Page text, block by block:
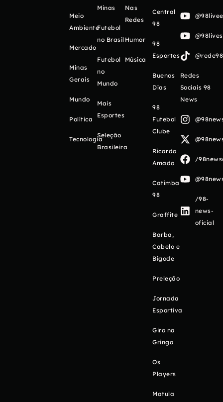
Meio
Ambiente
Mercado
Minas
Gerais
Mundo
Política
Tecnologia
Minas
Futebol
no Brasil
Futebol
no
Mundo
Mais
Esportes
Seleção
Brasileira
Nas
Redes
Humor
Música
Central
98
98
Esportes
Buenos
Días
98
Futebol
Clube
Ricardo
Amado
Catimba
98
Graffite
Barba,
Cabelo e
Bigode
Preleção
Jornada
Esportiva
Giro na
Gringa
Os
Players
Matula
Redes
Sociais 98
News
/
/98-
news-
oficial